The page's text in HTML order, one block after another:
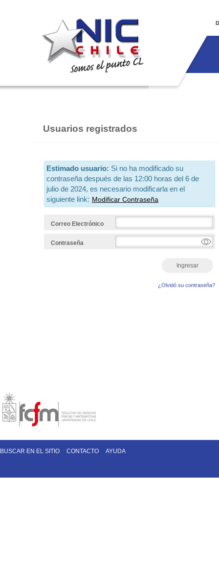
Usuarios registrados
Estimado usuario: Si no ha modificado su
contraseña después de las 12:00 horas del 6 de
julio de 2024, es necesario modificarla en el
siguiente link: Modificar Contraseña
Correo Electrónico
Contraseña
Ingresar
¿Olvidó su contraseña?
BUSCAR EN EL SITIO CONTACTO AYUDA